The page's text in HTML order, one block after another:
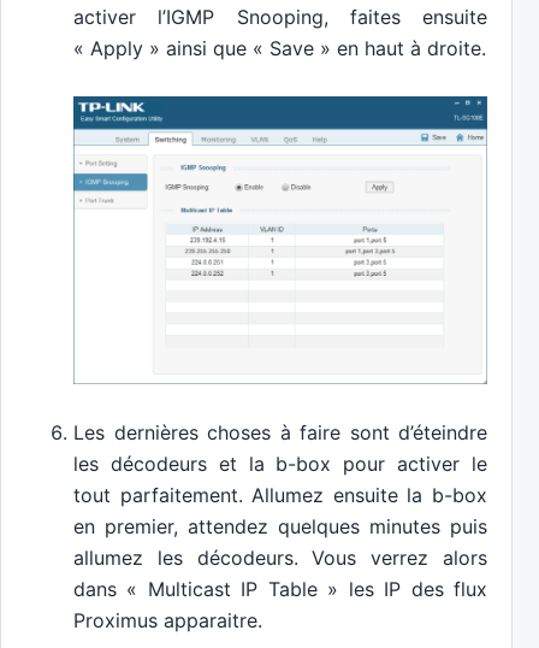
activer l’IGMP Snooping, faites ensuite
« Apply » ainsi que « Save » en haut à droite.
Les dernières choses à faire sont d’éteindre
les décodeurs et la b-box pour activer le
tout parfaitement. Allumez ensuite la b-box
en premier, attendez quelques minutes puis
allumez les décodeurs. Vous verrez alors
dans « Multicast IP Table » les IP des flux
Proximus apparaitre.